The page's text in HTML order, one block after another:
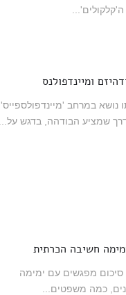
ומיינדפולנס
במרחב 'מיינדפולספייס'.
שמציע הבודהה, בדגש על...
חשיבה הכרתית
מפגשים עם ימימה